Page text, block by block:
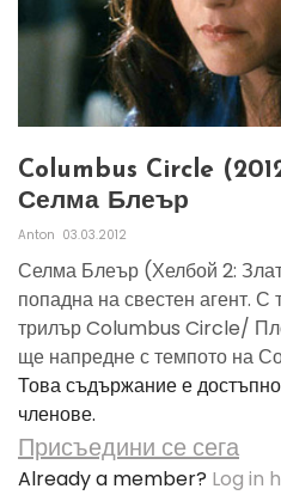
Columbus Circle
Селма Блеър
Anton 03.03.2012
Селма Блеър (Хелбой 2:
попадна на свестен агент.
трилър Columbus Circle/
ще напредне с темпото на
Това съдържание е
членове.
Присъедини се сега
Already a member? Log in